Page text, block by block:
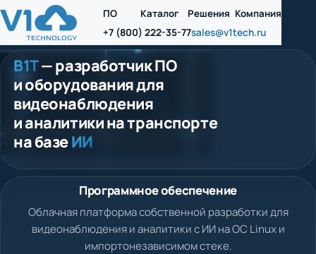
ПО Каталог Решения Компания
+7 (800) 222-35-77sales@v1tech.ru
В1Т— разработчик ПО
и оборудования для
видеонаблюдения
и аналитики на транспорте
на базеИИ
Программное обеспечение
Облачная платформа собственной разработки для
видеонаблюдения и аналитики с ИИ на ОС Linux и
импортонезависимом стеке.